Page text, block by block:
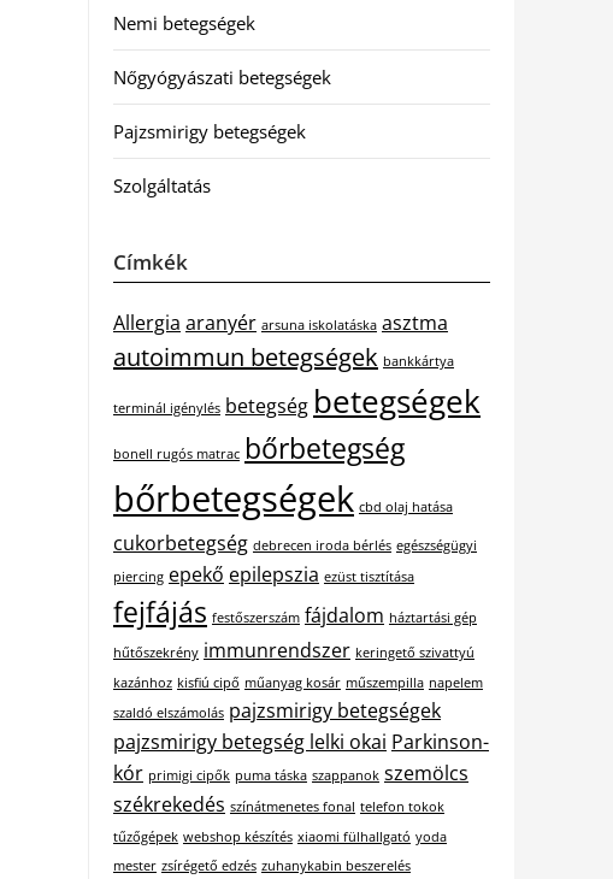
Nemi betegségek
Nőgyógyászati betegségek
Pajzsmirigy betegségek
Szolgáltatás
Címkék
Allergia aranyér arsuna iskolatáska asztma
autoimmun betegségek bankkártya
terminál igénylés betegség betegségek
bonell rugós matrac bőrbetegség
bőrbetegségek cbd olaj hatása
cukorbetegség debrecen iroda bérlés egészségügyi
piercing epekő epilepszia ezüst tisztítása
fejfájás festőszerszám fájdalom háztartási gép
hűtőszekrény immunrendszer keringető szivattyú
kazánhoz kisfiú cipő műanyag kosár műszempilla napelem
szaldó elszámolás pajzsmirigy betegségek
pajzsmirigy betegség lelki okai Parkinson-
kór primigi cipők puma táska szappanok szemölcs
székrekedés színátmenetes fonal telefon tokok
tűzőgépek webshop készítés xiaomi fülhallgató yoda
mester zsírégető edzés zuhanykabin beszerelés